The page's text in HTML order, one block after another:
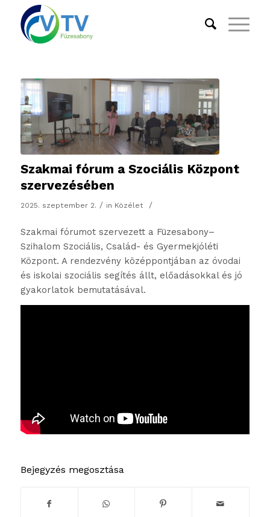
Szakmai fórum a Szociális Központ
szervezésében
2025. szeptember 2. / in Közélet /
Szakmai fórumot szervezett a Füzesabony–
Szihalom Szociális, Család- és Gyermekjóléti
Központ. A rendezvény középpontjában az óvodai
és iskolai szociális segítés állt, előadásokkal és jó
gyakorlatok bemutatásával.
Bejegyzés megosztása